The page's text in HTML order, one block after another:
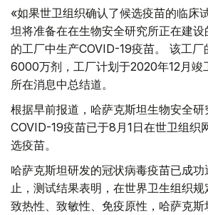
«如果世卫组织确认了候选疫苗的临床
坦将准备在在生物安全研究所正在建
的工厂中生产COVID-19疫苗。 该工厂
6000万剂，工厂计划于2020年12月竣
所在消息中总结道。
根据早前报道，哈萨克斯坦生物安全
COVID-19疫苗已于8月1日在世卫组织
选疫苗。
哈萨克斯坦研发的冠状病毒疫苗已成
止，测试结果表明，在世界卫生组织规
致热性、致敏性、免疫原性，哈萨克